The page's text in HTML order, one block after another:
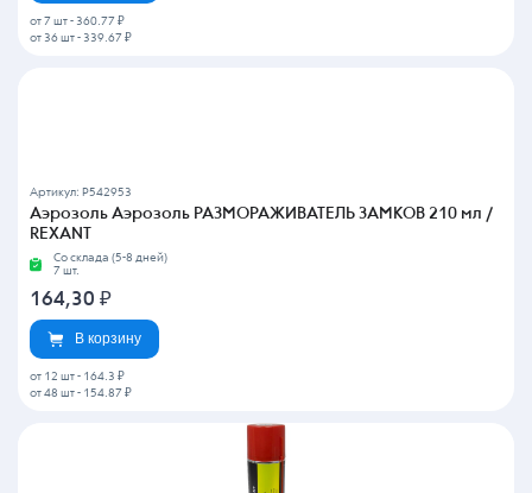
от 7 шт - 360.77 ₽
от 36 шт - 339.67 ₽
Артикул: P542953
Аэрозоль Аэрозоль РАЗМОРАЖИВАТЕЛЬ ЗАМКОВ 210 мл /
REXANT
Со склада (5-8 дней)
7 шт.
164,30 ₽
В корзину
от 12 шт - 164.3 ₽
от 48 шт - 154.87 ₽